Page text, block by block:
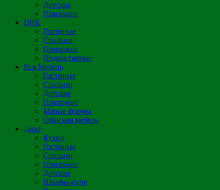
Детские
Прихожие
ВНК
Гостиные
Спальни
Прихожие
Подростковые
Вся Мебель
Гостиные
Спальни
Детские
Прихожие
Малые формы
Офисная мебель
Диал
Кухни
Гостиные
Спальни
Прихожие
Детские
Шкафы-купе